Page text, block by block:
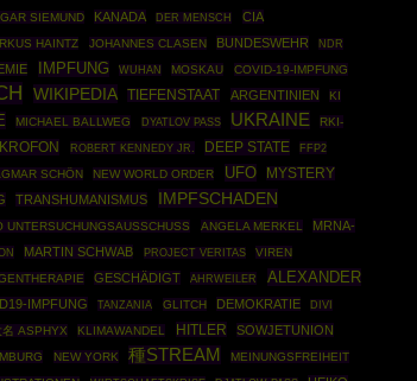
SIEMUND KANADA DER MENSCH CIA
HAINTZ JOHANNES CLASEN BUNDESWEHR NDR
IMPFUNG WUHAN MOSKAU COVID-19-IMPFUNG
WIKIPEDIA TIEFENSTAAT ARGENTINIEN KI
MICHAEL BALLWEG DYATLOV PASS UKRAINE
RKI-
ROBERT KENNEDY JR. DEEP STATE FFP2
SCHÖN NEW WORLD ORDER UFO
MYSTERY
TRANSHUMANISMUS IMPFSCHADEN
UNTERSUCHUNGSAUSSCHUSS ANGELA MERKEL
MRNA-
MARTIN SCHWAB PROJECT VERITAS
VIREN
GESCHÄDIGT AHRWEILER
ALEXANDER
IMPFUNG TANZANIA GLITCH DEMOKRATIE DIVI
名 ASPHYX KLIMAWANDEL HITLER SOWJETUNION
NEW YORK 種STREAM MEINUNGSFREIHEIT